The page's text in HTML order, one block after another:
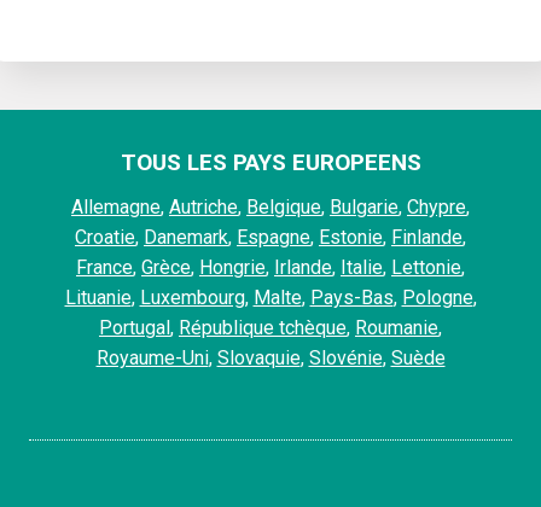
TOUS LES PAYS EUROPEENS
Allemagne, Autriche, Belgique, Bulgarie, Chypre,
Croatie, Danemark, Espagne, Estonie, Finlande,
France, Grèce, Hongrie, Irlande, Italie, Lettonie,
Lituanie, Luxembourg, Malte, Pays-Bas, Pologne,
Portugal, République tchèque, Roumanie,
Royaume-Uni, Slovaquie, Slovénie, Suède